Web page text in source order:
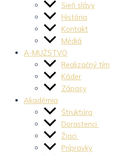
Sieň slávy
História
Kontakt
Médiá
A-MUŽSTVO
Realizačný tím
Káder
Zápasy
Akadémia
Štruktúra
Dorastenci
Žiaci
Prípravky